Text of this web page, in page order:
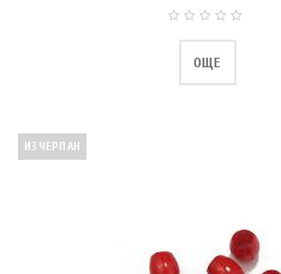
ОЩЕ
ИЗЧЕРПАН